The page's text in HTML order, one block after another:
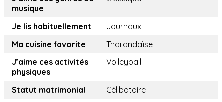
musique
Je lis habituellement
Journaux
Ma cuisine favorite
Thailandaïse
J’aime ces activités
physiques
Volleyball
Statut matrimonial
Célibataire